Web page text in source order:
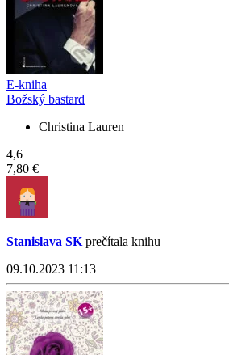
E-kniha
Božský bastard
Christina Lauren
4,6
7,80 €
Stanislava SK prečítala knihu
09.10.2023 11:13